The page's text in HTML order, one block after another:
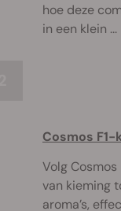
hoe deze
in een klein ...
Cosmos
Volg
van kieming
aroma’s,